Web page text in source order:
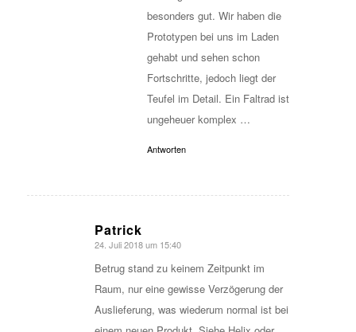
besonders gut. Wir haben die
Prototypen bei uns im Laden
gehabt und sehen schon
Fortschritte, jedoch liegt der
Teufel im Detail. Ein Faltrad ist
ungeheuer komplex …
Antworten
Patrick
sagte:
24. Juli 2018 um 15:40
Betrug stand zu keinem Zeitpunkt im
Raum, nur eine gewisse Verzögerung der
Auslieferung, was wiederum normal ist bei